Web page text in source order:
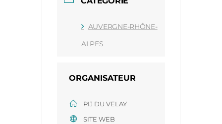
AUVERGNE-RHÔNE-
ALPES
ORGANISATEUR
PIJ DU VELAY
SITE WEB